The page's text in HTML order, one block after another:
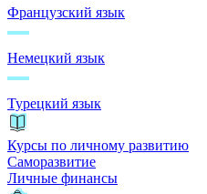
Французский язык
Немецкий язык
Турецкий язык
Курсы по личному развитию
Саморазвитие
Личные финансы